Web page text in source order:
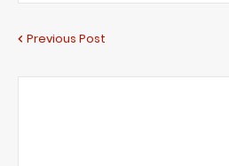
Previous Post